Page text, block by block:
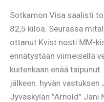
Sotkamon Visa saalisti
82,5 kiloa. Seurassa
ottanut Kvist nosti MM-
ennätystään viimeisellä
kuitenkaan enää
jälkeen. hyvän
Jyväskylän ”Arnold” Jani